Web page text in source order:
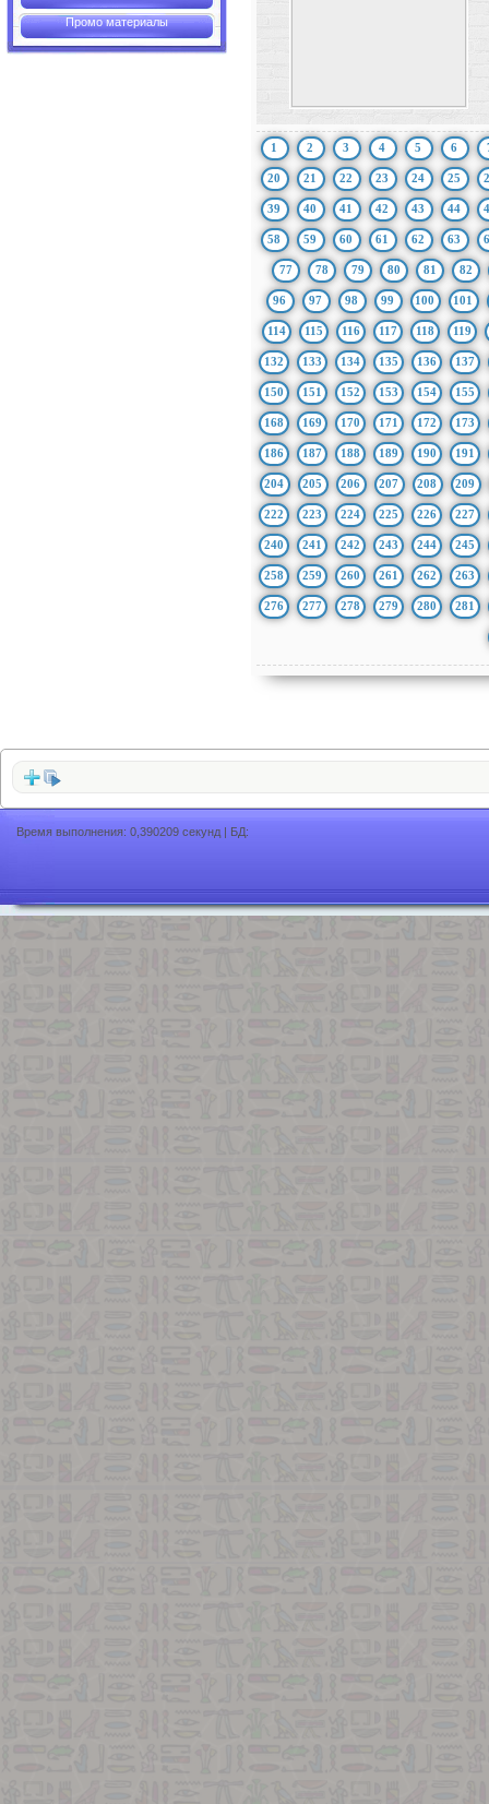
Промо материалы
1 2 3 4 5 6
20 21 22 23 24 25
39 40 41 42 43 44
58 59 60 61 62 63
77 78 79 80 81 82
96 97 98 99 100 101
114 115 116 117 118 119
132 133 134 135 136 137
150 151 152 153 154 155
168 169 170 171 172 173
186 187 188 189 190 191
204 205 206 207 208 209
222 223 224 225 226 227
240 241 242 243 244 245
258 259 260 261 262 263
276 277 278 279 280 281
Время выполнения: 0,390209 секунд | БД: